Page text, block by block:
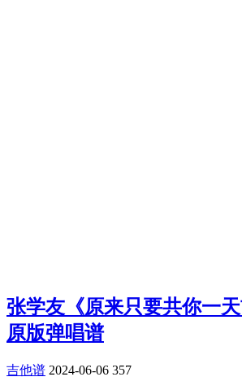
张学友《原来只要共你一
原版弹唱谱
吉他谱 2024-06-06 357